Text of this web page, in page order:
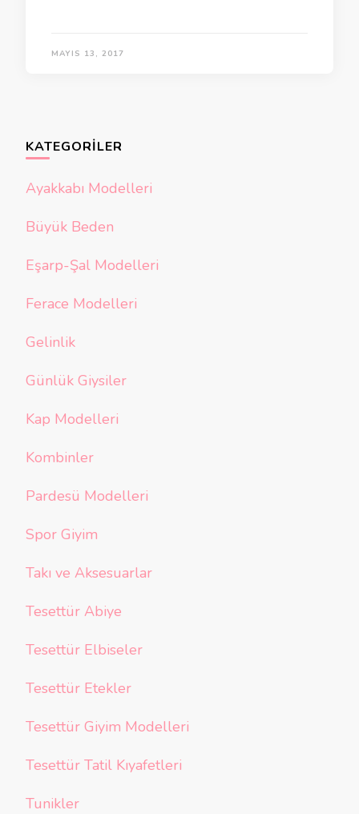
MAYIS 13, 2017
KATEGORILER
Ayakkabı Modelleri
Büyük Beden
Eşarp-Şal Modelleri
Ferace Modelleri
Gelinlik
Günlük Giysiler
Kap Modelleri
Kombinler
Pardesü Modelleri
Spor Giyim
Takı ve Aksesuarlar
Tesettür Abiye
Tesettür Elbiseler
Tesettür Etekler
Tesettür Giyim Modelleri
Tesettür Tatil Kıyafetleri
Tunikler